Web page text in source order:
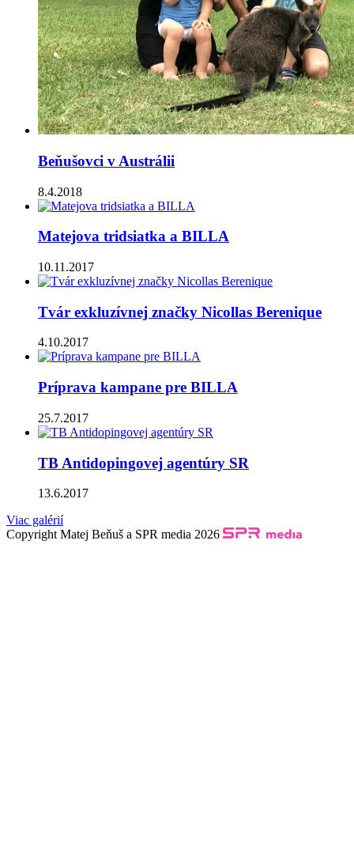
Beňušovci v Austrálii
8.4.2018
Matejova tridsiatka a BILLA
10.11.2017
Tvár exkluzívnej značky Nicollas Berenique
4.10.2017
Príprava kampane pre BILLA
25.7.2017
TB Antidopingovej agentúry SR
13.6.2017
Viac galérií
Copyright Matej Beňuš a SPR media 2026